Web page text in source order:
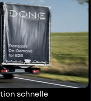
schnelle